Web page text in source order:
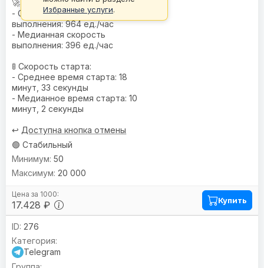
🚀 Скорость:
- Средняя скорость
выполнения: 964 ед./час
- Медианная скорость
выполнения: 396 ед./час
🚦 Скорость старта:
- Среднее время старта: 18
минут, 33 секунды
- Медианное время старта: 10
минут, 2 секунды
↩️ Доступна кнопка отмены
🟢 Стабильный
17.428 ₽
50
20 000
Купить
276
Telegram
Избранные услуги.